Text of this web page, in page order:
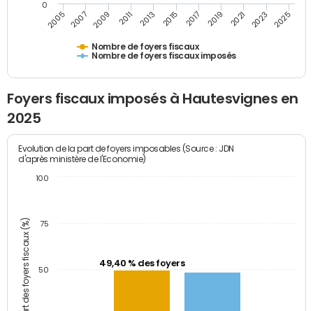
Nombre de foyers fiscaux
Nombre de foyers fiscaux imposés
2005 2007 2009 2011 2013 2015 2017 2019 2021 2023 2025
0
Foyers fiscaux imposés à Hautesvignes en
2025
Part des foyers fiscaux (%)
Evolution de la part de foyers imposables (Source : JDN
d'après ministère de l'Economie)
49,40 % des foyers
50
75
100